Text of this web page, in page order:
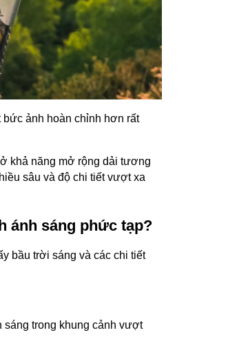
bức ảnh hoàn chỉnh hơn rất
khả năng mở rộng dải tương
sâu và độ chi tiết vượt xa
ánh sáng phức tạp?
bầu trời sáng và các chi tiết
sáng trong khung cảnh vượt